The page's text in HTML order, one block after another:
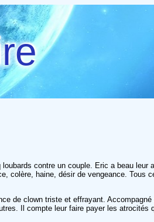
contre un couple. Eric a beau leur
colère, haine, désir de vengeance. Tous
de clown triste et effrayant.
Il compte leur faire payer les atrocités